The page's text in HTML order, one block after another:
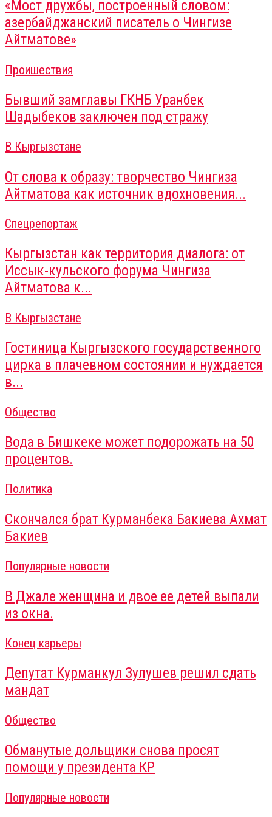
«Мост дружбы, построенный словом:
азербайджанский писатель о Чингизе
Айтматове»
Проишествия
Бывший замглавы ГКНБ Уранбек
Шадыбеков заключен под стражу
В Кыргызстане
От слова к образу: творчество Чингиза
Айтматова как источник вдохновения...
Спецрепортаж
Кыргызстан как территория диалога: от
Иссык-кульского форума Чингиза
Айтматова к...
В Кыргызстане
Гостиница Кыргызского государственного
цирка в плачевном состоянии и нуждается
в...
Общество
Вода в Бишкеке может подорожать на 50
процентов.
Политика
Скончался брат Курманбека Бакиева Ахмат
Бакиев
Популярные новости
В Джале женщина и двое ее детей выпали
из окна.
Конец карьеры
Депутат Курманкул Зулушев решил сдать
мандат
Общество
Обманутые дольщики снова просят
помощи у президента КР
Популярные новости